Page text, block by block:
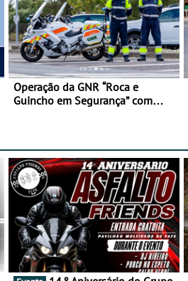
Operação da GNR “Roca e
Guincho em Segurança” com